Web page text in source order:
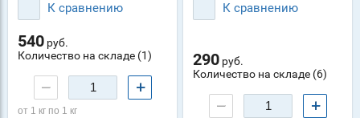
К сравнению
540 руб.
Количество на складе (1)
− +
от 1 кг по 1 кг
К сравнению
290 руб.
Количество на складе (6)
− +